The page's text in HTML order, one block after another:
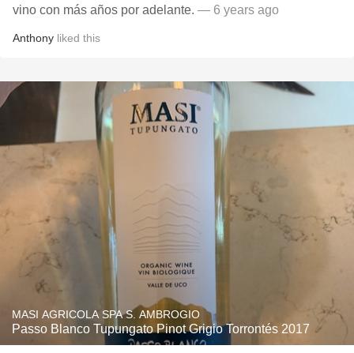
vino con más años por adelante. — 6 years ago
Anthony liked this
MASI AGRICOLA SPA S. AMBROGIO
Passo Blanco Tupungato Pinot Grigio Torrontés 2017